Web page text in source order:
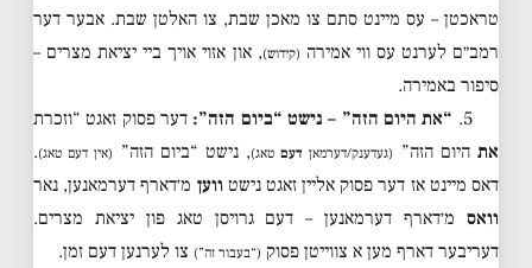
טראכטן – עס מיינט סתם צו מאכן שבת, צו האלטן שבת. אבער דער
רמב״ם לערנט עס ווי אמירה (קידוש), און אזוי אויך ביי יציאת מצרים –
סיפור באמירה.
5. “את היום הזה” – נישט “ביום הזה”: דער פסוק זאגט “וזכרת
אתהיום הזה” (געדענק/דערמאן דעםטאג), נישט “ביום הזה” (אין דעם טאג).
דאס מיינט אז דער פסוק אליין זאגט נישטווען מ׳דארף דערמאנען, נאר
וואס מ׳דארף דערמאנען – דעם גרויסן טאג פון יציאת מצרים.
דעריבער דארף מען א צווייטן פסוק (“בעבור זה”) צו לערנען דעם זמן.